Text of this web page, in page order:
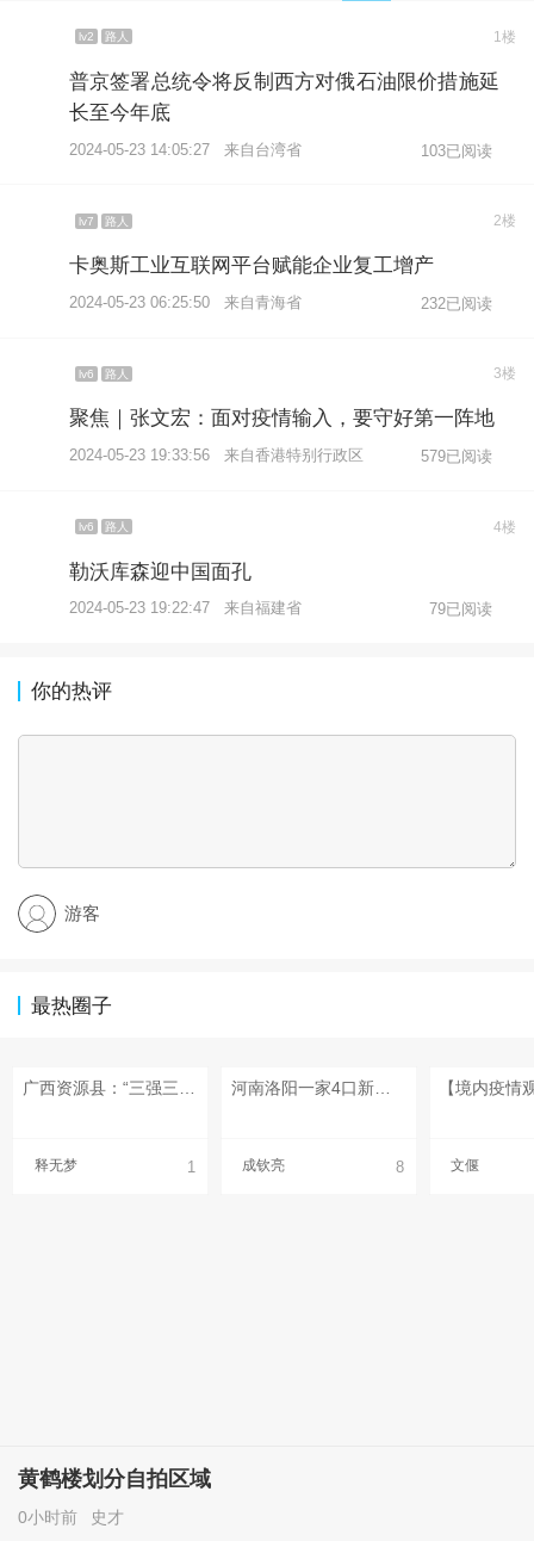
lv2 路人 1楼
普京签署总统令将反制西方对俄石油限价措施延
长至今年底
2024-05-23 14:05:27 来自台湾省 103已阅读
lv7 路人 2楼
卡奥斯工业互联网平台赋能企业复工增产
2024-05-23 06:25:50 来自青海省 232已阅读
lv6 路人 3楼
聚焦｜张文宏：面对疫情输入，要守好第一阵地
2024-05-23 19:33:56 来自香港特别行政区 579已阅读
lv6 路人 4楼
勒沃库森迎中国面孔
2024-05-23 19:22:47 来自福建省 79已阅读
你的热评
游客
最热圈子
释无梦 1
河南洛阳一家4口新冠阳性 一人从成都返洛
成钦亮 8 文偃
黄鹤楼划分自拍区域
0小时前 史才